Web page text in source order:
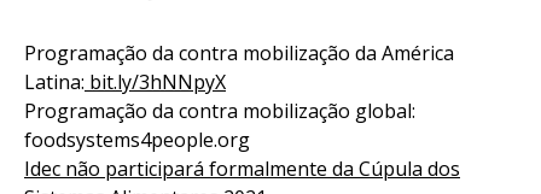
Programação da contra mobilização da América
Latina: bit.ly/3hNNpyX
Programação da contra mobilização global:
foodsystems4people.org
Idec não participará formalmente da Cúpula dos